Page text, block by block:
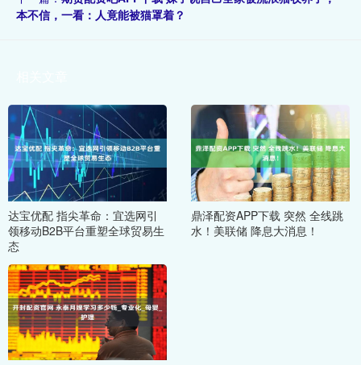
本不信，一看：人竟能被猫罩着？
达宝优配 指尖革命：宜选网引
领移动B2B平台重塑全球贸易生
态
鼎泽配资APP下载 突然 全线跳
水！美联储 降息大消息！